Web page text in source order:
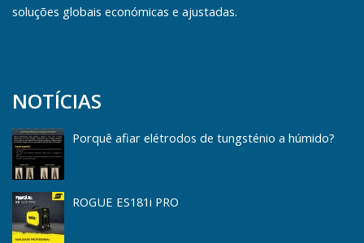
soluções globais económicas e ajustadas.
NOTÍCIAS
Porquê afiar elétrodos de tungsténio a húmido?
ROGUE ES181i PRO